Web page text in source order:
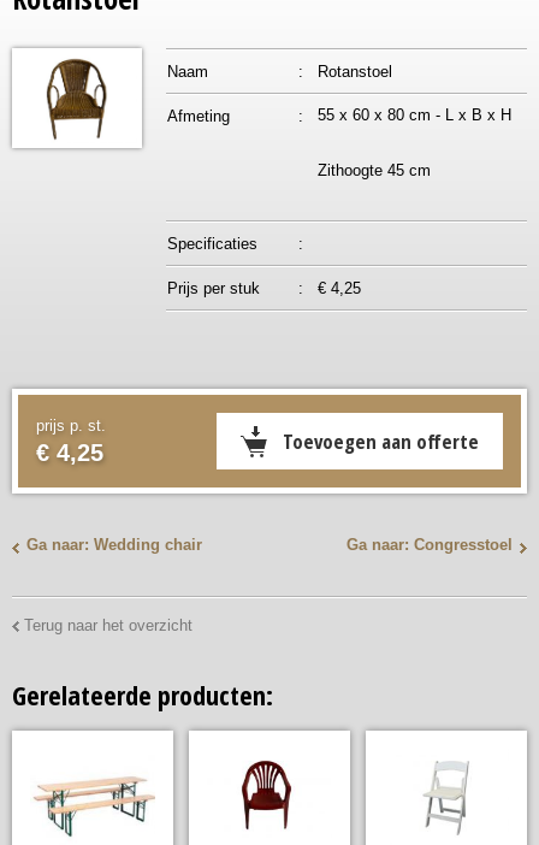
Naam : Rotanstoel
Afmeting : 55 x 60 x 80 cm - L x B x H
Zithoogte 45 cm
Specificaties :
Prijs per stuk : € 4,25
prijs p. st.
€ 4,25
Ga naar: Wedding chair Ga naar: Congresstoel
Terug naar het overzicht
Gerelateerde producten: